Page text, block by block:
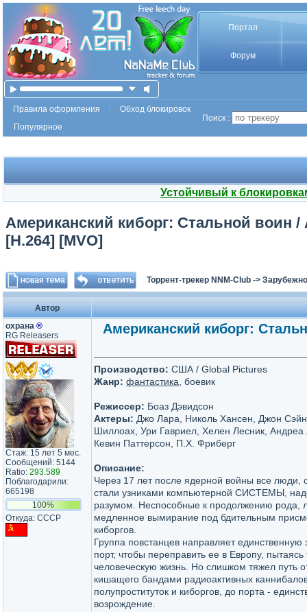
Портал
Форум
Правила оформления
Обход блокировок
Популярное
Поиск :
Устойчивый к
Американский киборг: Стальной воин
[H.264] [MVO]
Торрент-трекер NNM-Club ->
Автор
охрана ®
RG Releasers
Стаж: 15 лет 5 мес.
Сообщений: 5144
Ratio: 293.589
Поблагодарили:
665198
100%
Откуда: СССР
Американский киборг:
Производство: США / Global Pictures
Жанр: фантастика , боевик
Режиссер: Боаз Дэвидсон
Актеры: Джо Лара, Николь Хансен, Джон
Шиллоах, Ури Гавриел, Хелен Лесник, Андреа
Кевин Паттерсон, П.Х. Фриберг
Описание:
Через 17 лет после ядерной войны все люди,
стали узниками компьютерной СИСТЕМЫ,
разумом. Неспособные к продолжению рода,
медленное вымирание под бдительным
киборгов.
Группа повстанцев направляет
порт, чтобы переправить ее в Европу, пытаясь
человеческую жизнь. Но слишком тяжел путь
кишащего бандами радиоактивных
полупроституток и киборгов, до порта -
возрождение.